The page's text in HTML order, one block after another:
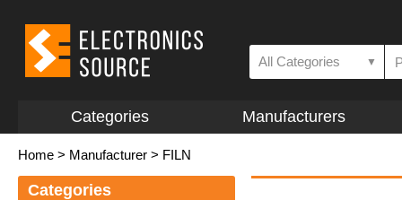
All Categories ▼
Categories Manufacturers
Home > Manufacturer > FILN
Categories